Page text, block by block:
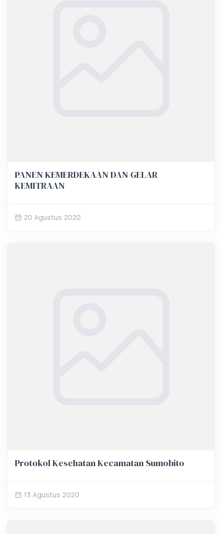
PANEN KEMERDEKAAN DAN GELAR
KEMITRAAN
20 Agustus 2020
Protokol Kesehatan Kecamatan Sumobito
13 Agustus 2020